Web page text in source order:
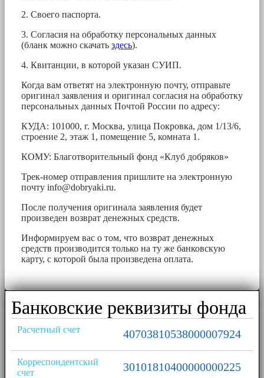
2. Своего паспорта.
3. Согласия на обработку персональных данных
(бланк можно скачать здесь).
4. Квитанции, в которой указан СУИП.
Когда вам ответят на электронную почту, отправьте
оригинал заявления и оригинал согласия на обработку
персональных данных Почтой России по адресу:
КУДА: 101000, г. Москва, улица Покровка, дом 1/13/6,
строение 2, этаж 1, помещение 5, комната 1.
КОМУ: Благотворительный фонд «Клуб добряков»
Трек-номер отправления пришлите на электронную
почту info@dobryaki.ru.
После получения оригинала заявления будет
произведен возврат денежных средств.
Информируем вас о том, что возврат денежных
средств производится только на ту же банковскую
карту, с которой была произведена оплата.
Банковские реквизиты фонда
Расчетный счет 40703810538000007924
Корреспондентский
счет
30101810400000000225